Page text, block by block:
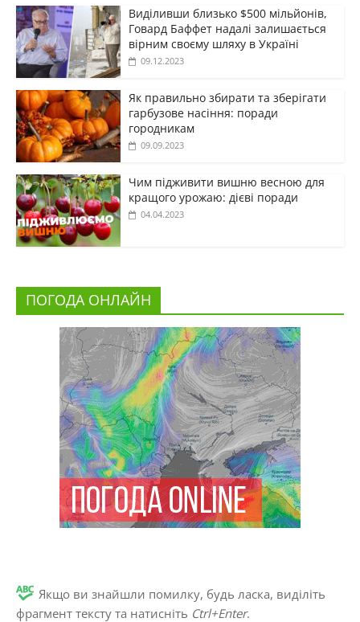
Виділивши близько $500 мільйонів,
Говард Баффет надалі залишається
вірним своєму шляху в Україні
09.12.2023
Як правильно збирати та зберігати
гарбузове насіння: поради
городникам
09.09.2023
Чим підживити вишню весною для
кращого урожаю: дієві поради
04.04.2023
ПОГОДА ОНЛАЙН
Якщо ви знайшли помилку, будь ласка, виділіть
фрагмент тексту та натисніть Ctrl+Enter.